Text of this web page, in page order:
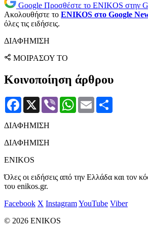
Google Προσθέστε το ENIKOS στην
Ακολουθήστε το ENIKOS στο Google
όλες τις ειδήσεις.
ΔΙΑΦΗΜΙΣΗ
ΜΟΙΡΑΣΟΥ ΤΟ
Κοινοποίηση άρθρου
Facebook
X Viber WhatsApp
Email
ΔΙΑΦΗΜΙΣΗ
ΔΙΑΦΗΜΙΣΗ
ENIKOS
Όλες οι ειδήσεις από την Ελλάδα και τον
του enikos.gr.
Facebook X InstagramYouTube Viber
© 2026 ENIKOS